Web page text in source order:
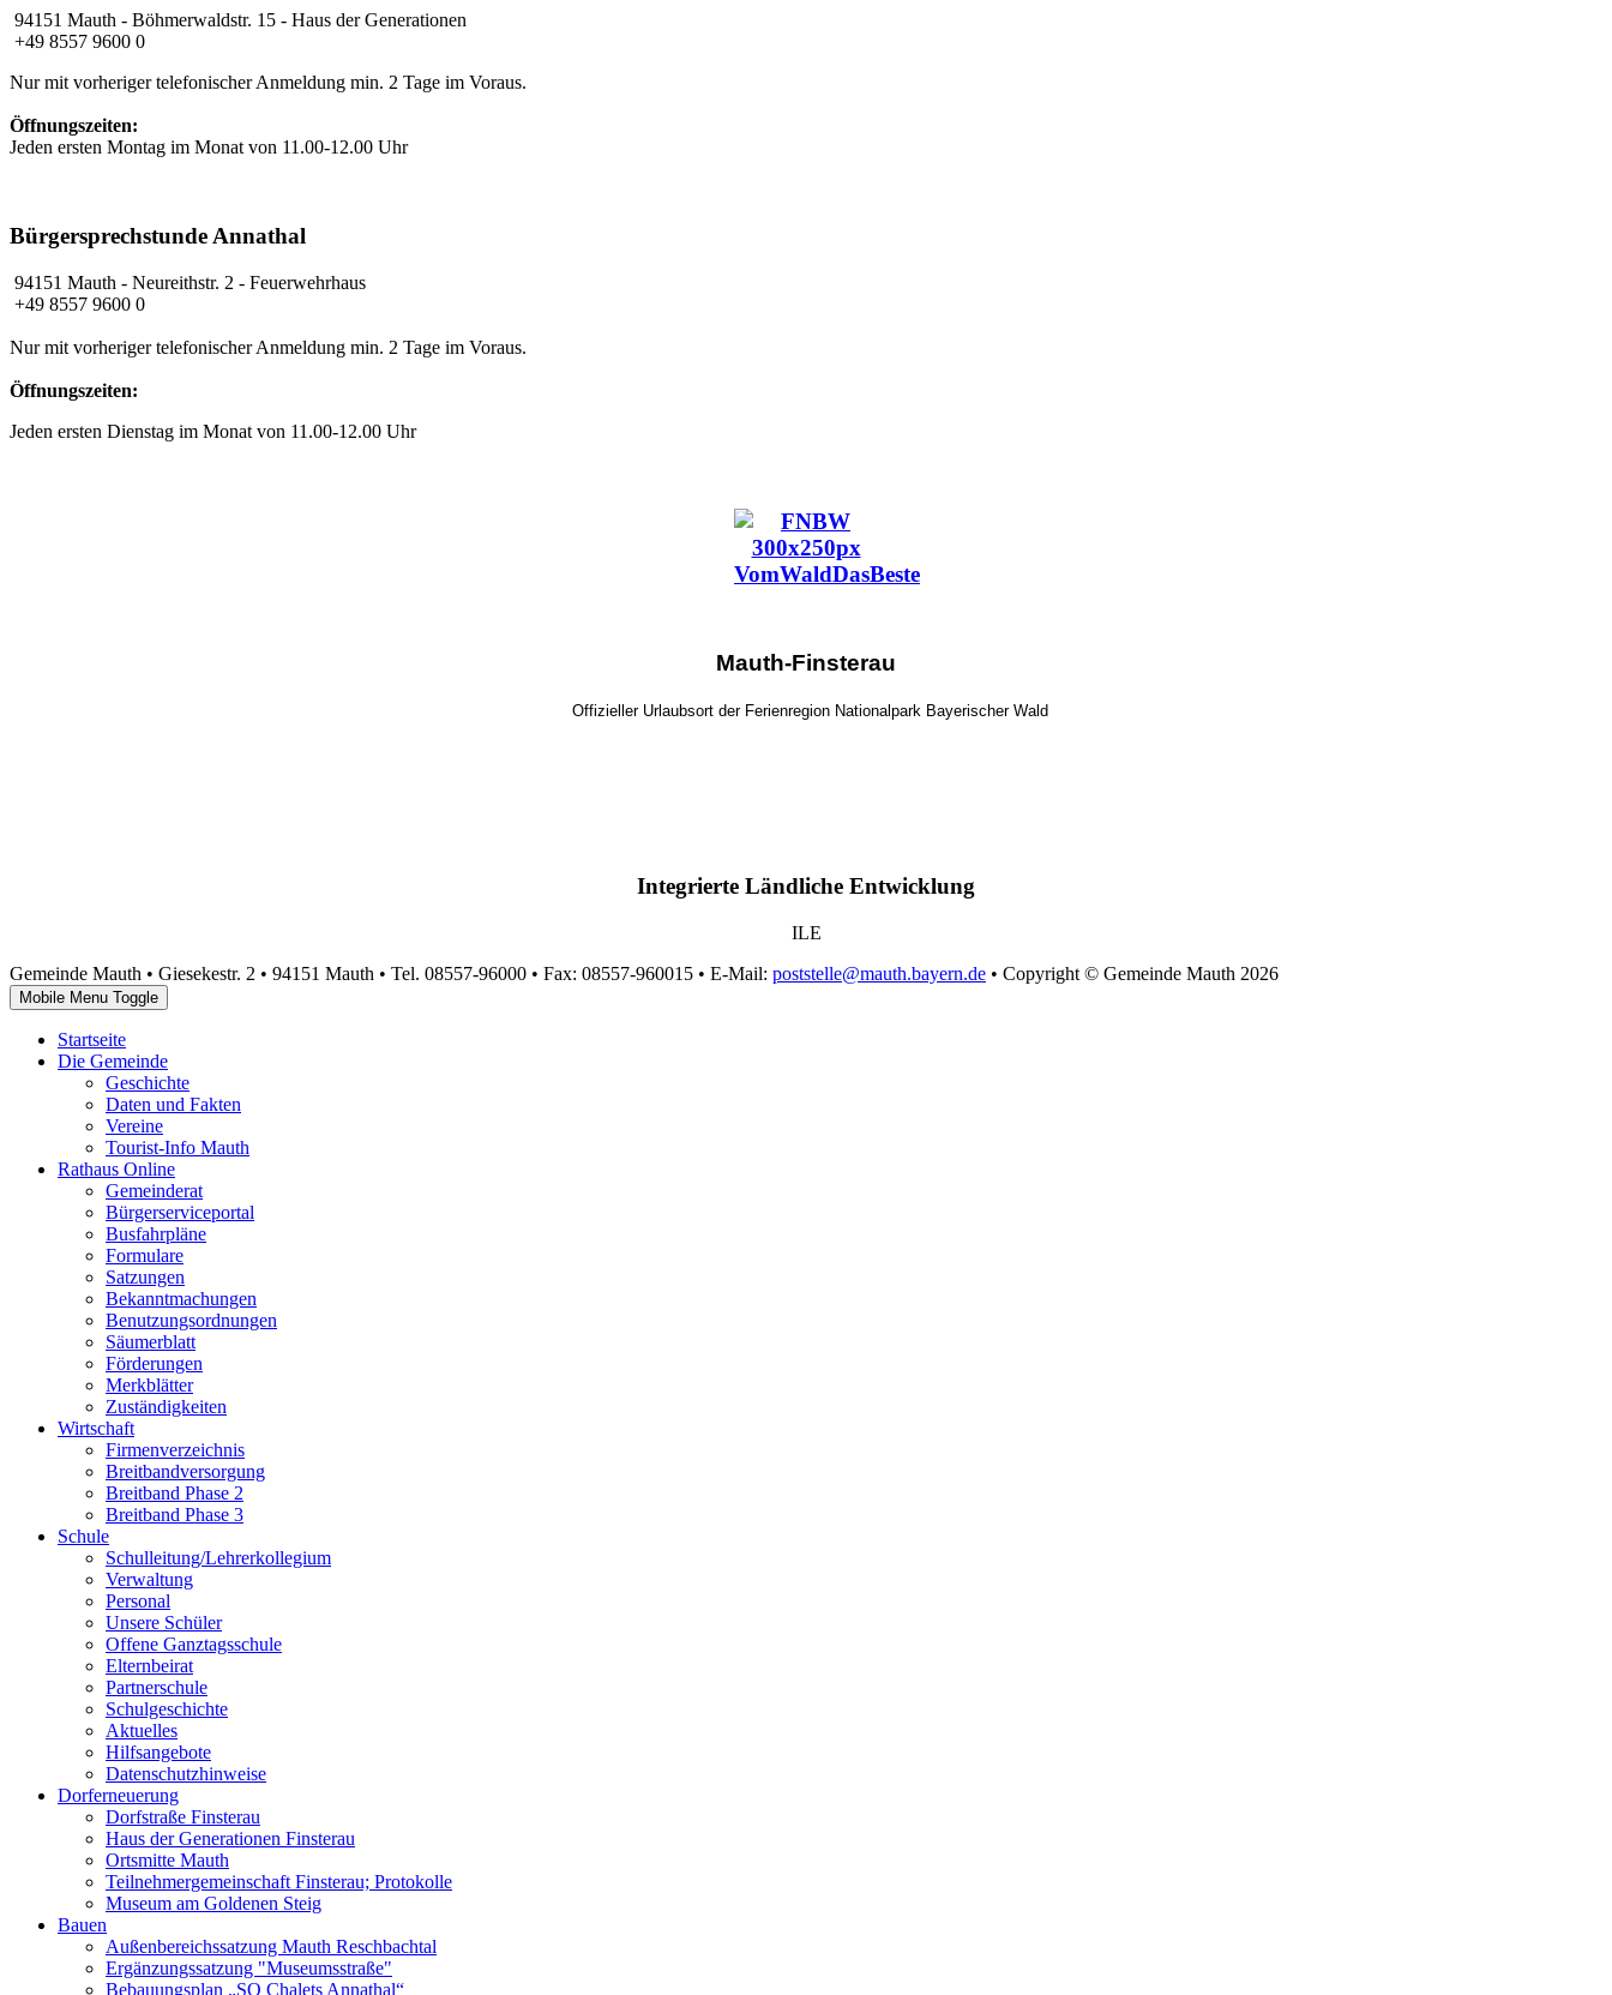
94151 Mauth - Böhmerwaldstr. 15 - Haus der Generationen
+49 8557 9600 0
Nur mit vorheriger telefonischer Anmeldung min. 2 Tage im Voraus.
Öffnungszeiten:
Jeden ersten Montag im Monat von 11.00-12.00 Uhr
Bürgersprechstunde Annathal
94151 Mauth - Neureithstr. 2 - Feuerwehrhaus
+49 8557 9600 0
Nur mit vorheriger telefonischer Anmeldung min. 2 Tage im Voraus.
Öffnungszeiten:
Jeden ersten Dienstag im Monat von 11.00-12.00 Uhr
Mauth-Finsterau
Offizieller Urlaubsort der Ferienregion Nationalpark Bayerischer Wald
Integrierte Ländliche Entwicklung
ILE
Gemeinde Mauth • Giesekestr. 2 • 94151 Mauth • Tel. 08557-96000 • Fax: 08557-960015 • E-Mail: poststelle@mauth.bayern.de • Copyright © Gemeinde Mauth 2026
Mobile Menu Toggle
Startseite
Die Gemeinde
Geschichte
Daten und Fakten
Vereine
Tourist-Info Mauth
Rathaus Online
Gemeinderat
Bürgerserviceportal
Busfahrpläne
Formulare
Satzungen
Bekanntmachungen
Benutzungsordnungen
Säumerblatt
Förderungen
Merkblätter
Zuständigkeiten
Wirtschaft
Firmenverzeichnis
Breitbandversorgung
Breitband Phase 2
Breitband Phase 3
Schule
Schulleitung/Lehrerkollegium
Verwaltung
Personal
Unsere Schüler
Offene Ganztagsschule
Elternbeirat
Partnerschule
Schulgeschichte
Aktuelles
Hilfsangebote
Datenschutzhinweise
Dorferneuerung
Dorfstraße Finsterau
Haus der Generationen Finsterau
Ortsmitte Mauth
Teilnehmergemeinschaft Finsterau; Protokolle
Museum am Goldenen Steig
Bauen
Außenbereichssatzung Mauth Reschbachtal
Ergänzungssatzung "Museumsstraße"
Bebauungsplan „SO Chalets Annathal“